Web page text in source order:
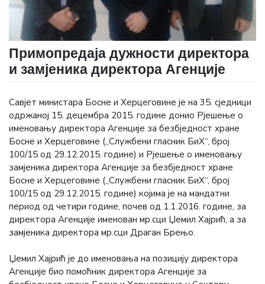
Примопредаја дужности директора
и замјеника директора Агенције
Савјет министара Босне и Херцеговине је на 35. сједници
одржаној 15. децембра 2015. године донио Рјешење о
именовању директора Агенције за безбједност хране
Босне и Херцеговине („Службени гласник БиХ“, број
100/15 од 29.12.2015. године) и Рјешење о именовању
замјеника директора Агенције за безбједност хране
Босне и Херцеговине („Службени гласник БиХ“, број
100/15 од 29.12.2015. године) којима је на мандатни
период од четири године, почев од 1.1.2016. године, за
директора Агенције именован мр.сци Џемил Хајрић, а за
замјеника директора мр.сци Драган Брењо.
Џемил Хајрић је до именовања на позицију директора
Агенције био помоћник директора Агенције за